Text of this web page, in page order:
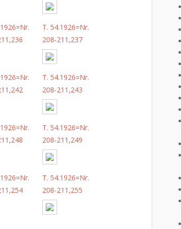
T. 54.1926=Nr.
208-211,237
T. 54.1926=Nr.
208-211,243
T. 54.1926=Nr.
208-211,249
T. 54.1926=Nr.
208-211,255